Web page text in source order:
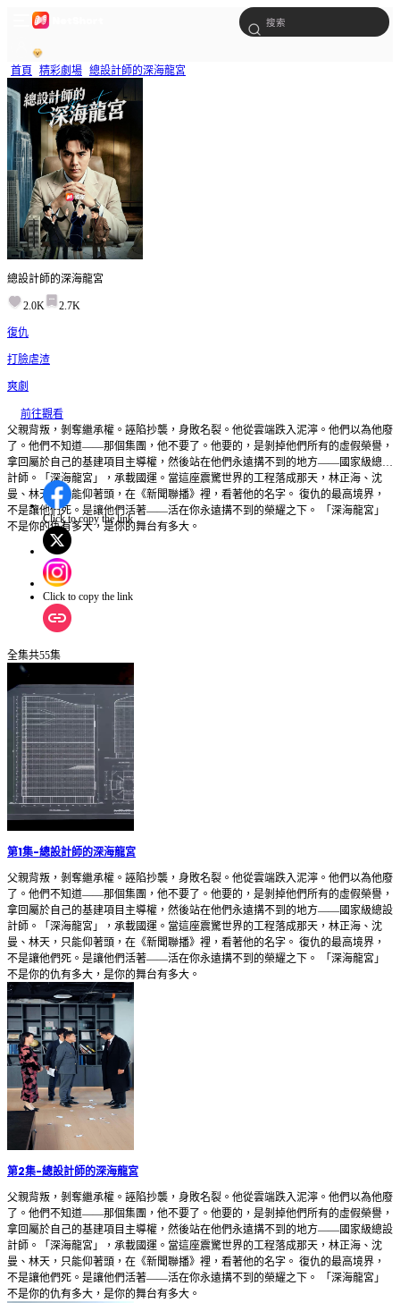
首頁 精彩劇場 總設計師的深海龍宮
總設計師的深海龍宮
2.0K 2.7K
復仇
打臉虐渣
爽劇
前往觀看
父親背叛，剝奪繼承權。誣陷抄襲，身敗名裂。他從雲端跌入泥濘。他們以為他廢
了。他們不知道——那個集團，他不要了。他要的，是剝掉他們所有的虛假榮譽，
拿回屬於自己的基建項目主導權，然後站在他們永遠搆不到的地方——國家級總設
計師。「深海龍宮」，承載國運。當這座震驚世界的工程落成那天，林正海、沈
曼、林天，只能仰著頭，在《新聞聯播》裡，看著他的名字。 復仇的最高境界，
不是讓他們死。是讓他們活著——活在你永遠搆不到的榮耀之下。 「深海龍宮」
不是你的仇有多大，是你的舞台有多大。
Click to copy the link
Click to copy the link
全集共55集
第1集-總設計師的深海龍宮
父親背叛，剝奪繼承權。誣陷抄襲，身敗名裂。他從雲端跌入泥濘。他們以為他廢
了。他們不知道——那個集團，他不要了。他要的，是剝掉他們所有的虛假榮譽，
拿回屬於自己的基建項目主導權，然後站在他們永遠搆不到的地方——國家級總設
計師。「深海龍宮」，承載國運。當這座震驚世界的工程落成那天，林正海、沈
曼、林天，只能仰著頭，在《新聞聯播》裡，看著他的名字。 復仇的最高境界，
不是讓他們死。是讓他們活著——活在你永遠搆不到的榮耀之下。 「深海龍宮」
不是你的仇有多大，是你的舞台有多大。
第2集-總設計師的深海龍宮
父親背叛，剝奪繼承權。誣陷抄襲，身敗名裂。他從雲端跌入泥濘。他們以為他廢
了。他們不知道——那個集團，他不要了。他要的，是剝掉他們所有的虛假榮譽，
拿回屬於自己的基建項目主導權，然後站在他們永遠搆不到的地方——國家級總設
計師。「深海龍宮」，承載國運。當這座震驚世界的工程落成那天，林正海、沈
曼、林天，只能仰著頭，在《新聞聯播》裡，看著他的名字。 復仇的最高境界，
不是讓他們死。是讓他們活著——活在你永遠搆不到的榮耀之下。 「深海龍宮」
不是你的仇有多大，是你的舞台有多大。